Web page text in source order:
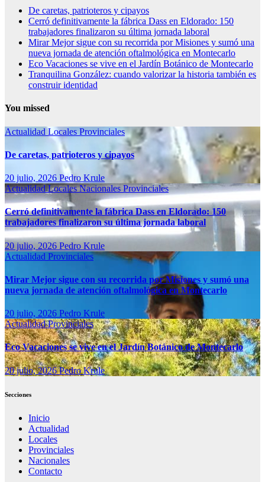
De caretas, patrioteros y cipayos
Cerró definitivamente la fábrica Dass en Eldorado: 150
trabajadores finalizaron su última jornada laboral
Mirar Mejor sigue con su recorrida por Misiones y sumó una
nueva jornada de atención oftalmológica en Montecarlo
Eco Vacaciones se vive en el Jardín Botánico de Montecarlo
Tranquilina González: cuando valorizar la historia también es
construir identidad
You missed
ActualidadLocales Provinciales
De caretas, patrioteros y cipayos
20 julio, 2026 Pedro Krule
ActualidadLocalesNacionales Provinciales
Cerró definitivamente la fábrica Dass en Eldorado: 150
trabajadores finalizaron su última jornada laboral
20 julio, 2026 Pedro Krule
Actualidad Provinciales
Mirar Mejor sigue con su recorrida por Misiones y sumó una
nueva jornada de atención oftalmológica en Montecarlo
20 julio, 2026 Pedro Krule
ActualidadProvinciales
Eco Vacaciones se vive en el Jardín Botánico de Montecarlo
20 julio, 2026Pedro Krule
Secciones
Inicio
Actualidad
Locales
Provinciales
Nacionales
Contacto